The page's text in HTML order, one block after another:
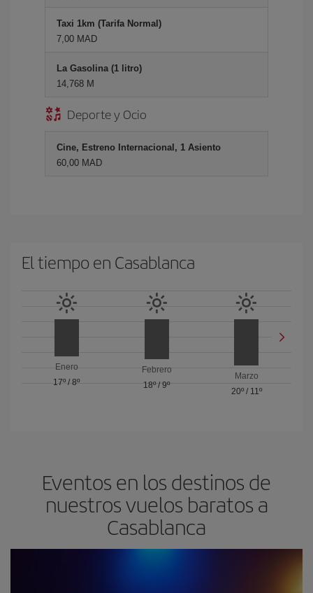
Taxi 1km (Tarifa Normal)
7,00 MAD
La Gasolina (1 litro)
14,768 M
Deporte y Ocio
Cine, Estreno Internacional, 1 Asiento
60,00 MAD
El tiempo en Casablanca
Enero
17º /8º
Febrero
18º/ 9º
Marzo
20º/ 11º
Eventos en los destinos de
nuestros vuelos baratos a
Casablanca